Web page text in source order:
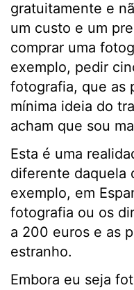
gratuitamente e
um custo e um
comprar uma
exemplo, pedir
fotografia, que as
mínima ideia do
acham que sou
Esta é uma
diferente daquela
exemplo, em
fotografia ou os
a 200 euros e as
estranho.
Embora eu seja